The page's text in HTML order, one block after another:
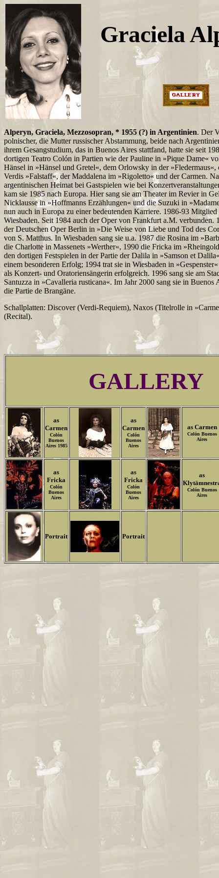
Graciela
Alperyn, Graciela, Mezzosopran, * 1955 (?) in Argentinien. Der
polnischer, die Mutter russischer Abstammung, beide nach
ihrem Gesangstudium, das in Buenos Aires stattfand, hatte sie seit
dortigen Teatro Colón in Partien wie der Pauline in »Pique Dame«
Hänsel in »Hänsel und Gretel«, dem Orlowsky in der
Verdis »Falstaff«, der Maddalena im »Rigoletto« und der Carmen.
argentinischen Heimat bei Gastspielen wie bei
kam sie 1985 nach Europa. Hier sang sie am Theater im Revier in
Nicklausse in »Hoffmanns Erzählungen« und die Suzuki in
nun auch in Europa zu einer bedeutenden Karriere. 1986-93 Mitglied
Wiesbaden. Seit 1984 auch der Oper von Frankfurt a.M. verbunden.
der Deutschen Oper Berlin in »Die Weise von Liebe und Tod des
von S. Matthus. In Wiesbaden sang sie u.a. 1987 die Rosina im
die Charlotte in Massenets »Werther«, 1990 die Fricka im
den dortigen Festspielen in der Partie der Dalila in »Samson et
einem besonderen Erfolg; 1994 trat sie in Wiesbaden in
als Konzert- und Oratoriensängerin erfolgreich. 1996 sang sie am
Santuzza in »Cavalleria rusticana«. Im Jahr 2000 sang sie in Buenos
die Partie de Brangäne.
Schallplatten: Discover (Verdi-Requiem), Naxos (Titelrolle in
(Recital).
GALLERY
as
Carmen
Colón
Buenos
Aires 1985
as
Carmen
Colón
Buenos
Aires
as Carmen
Colón Buenos
Aires
as
Fricka
Colón
Buenos
Aires
as
Fricka
Colón
Buenos
Aires
as
Colón Buenos
Aires
Portrait Portrait